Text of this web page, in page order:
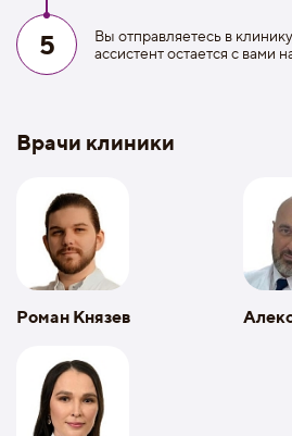
5
Вы отправляетесь в
ассистент остается с вами
Врачи клиники
Роман Князев